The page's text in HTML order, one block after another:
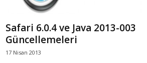
Safari 6.0.4 ve Java 2013-003
Güncellemeleri
17 Nisan 2013